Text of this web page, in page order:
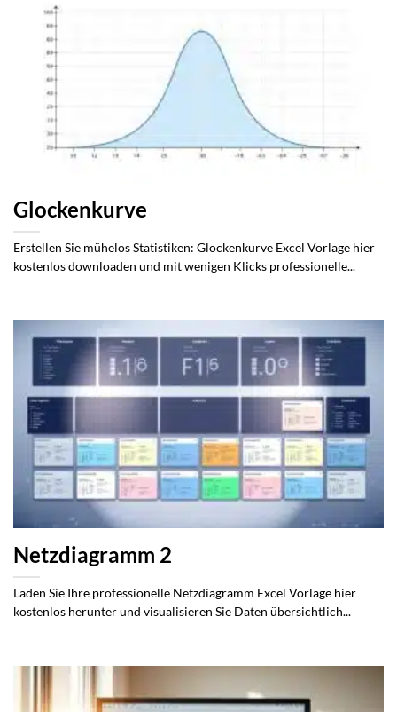
Glockenkurve
Erstellen Sie mühelos Statistiken: Glockenkurve Excel Vorlage hier
kostenlos downloaden und mit wenigen Klicks professionelle...
Netzdiagramm 2
Laden Sie Ihre professionelle Netzdiagramm Excel Vorlage hier
kostenlos herunter und visualisieren Sie Daten übersichtlich...